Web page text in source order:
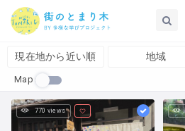
現在地から近い順 地域
Map
770 views